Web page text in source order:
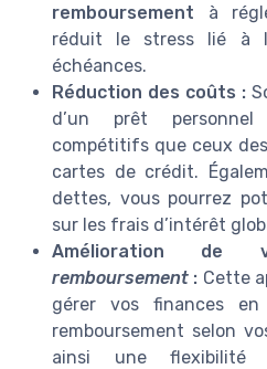
remboursement à
réduit le stress lié à
échéances.
Réduction des coûts :
d’un prêt
compétitifs que ceux
cartes de crédit.
dettes, vous pourrez
sur les frais d’intérêt
Amélioration de
remboursement : Cette
gérer vos finances
remboursement selon
ainsi une